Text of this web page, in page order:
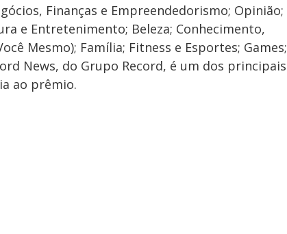
Finanças e Empreendedorismo; Opinião;
e Entretenimento; Beleza; Conhecimento,
Mesmo); Família; Fitness e Esportes; Games;
News, do Grupo Record, é um dos principais
ao prêmio.